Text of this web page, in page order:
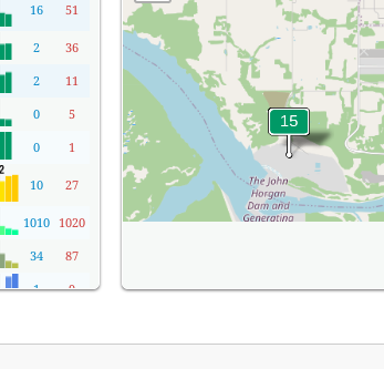
16 51
2 36
2 11
0 5
0 1
10 27
1010 1020
34 87
1 9